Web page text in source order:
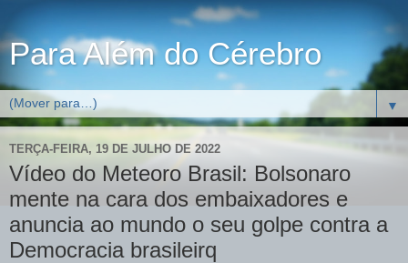
Para Além do Cérebro
▼
TERÇA-FEIRA, 19 DE JULHO DE 2022
Vídeo do Meteoro Brasil: Bolsonaro
mente na cara dos embaixadores e
anuncia ao mundo o seu golpe contra a
Democracia brasileirq